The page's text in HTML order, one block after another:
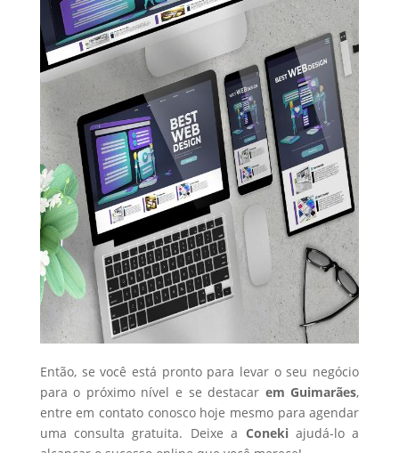
Então, se você está pronto para levar o seu negócio
para o próximo nível e se destacar em Guimarães,
entre em contato conosco hoje mesmo para agendar
uma consulta gratuita. Deixe a Conekiajudá-lo a